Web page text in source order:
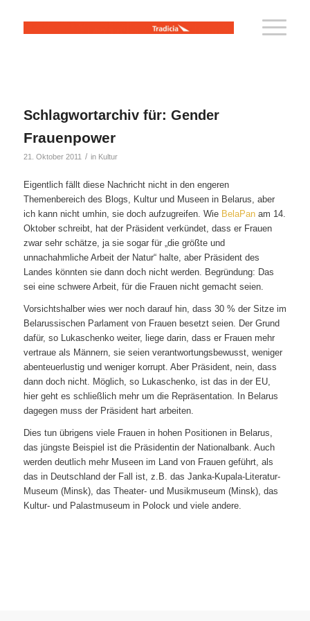
Schlagwortarchiv für: Gender
Frauenpower
21. Oktober 2011 / in Kultur
Eigentlich fällt diese Nachricht nicht in den engeren
Themenbereich des Blogs, Kultur und Museen in Belarus, aber
ich kann nicht umhin, sie doch aufzugreifen. Wie BelaPanam 14.
Oktober schreibt, hat der Präsident verkündet, dass er Frauen
zwar sehr schätze, ja sie sogar für „die größte und
unnachahmliche Arbeit der Natur“ halte, aber Präsident des
Landes könnten sie dann doch nicht werden. Begründung: Das
sei eine schwere Arbeit, für die Frauen nicht gemacht seien.
Vorsichtshalber wies wer noch darauf hin, dass 30 % der Sitze im
Belarussischen Parlament von Frauen besetzt seien. Der Grund
dafür, so Lukaschenko weiter, liege darin, dass er Frauen mehr
vertraue als Männern, sie seien verantwortungsbewusst, weniger
abenteuerlustig und weniger korrupt. Aber Präsident, nein, dass
dann doch nicht. Möglich, so Lukaschenko, ist das in der EU,
hier geht es schließlich mehr um die Repräsentation. In Belarus
dagegen muss der Präsident hart arbeiten.
Dies tun übrigens viele Frauen in hohen Positionen in Belarus,
das jüngste Beispiel ist die Präsidentin der Nationalbank. Auch
werden deutlich mehr Museen im Land von Frauen geführt, als
das in Deutschland der Fall ist, z.B. das Janka-Kupala-Literatur-
Museum (Minsk), das Theater- und Musikmuseum (Minsk), das
Kultur- und Palastmuseum in Polock und viele andere.